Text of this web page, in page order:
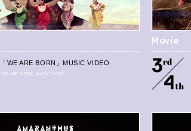
「WE ARE BORN」MUSIC VIDEO
“WE ARE BORN” MUSIC VIDEO
Movie